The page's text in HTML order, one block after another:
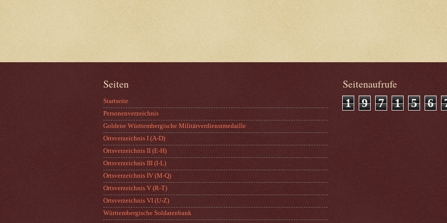
Seiten
Startseite
Personenverzeichnis
Goldene Württembergische Militärverdienstmedaille
Ortsverzeichnis I (A-D)
Ortsverzeichnis II (E-H)
Ortsverzeichnis III (I-L)
Ortsverzeichnis IV (M-Q)
Ortsverzeichnis V (R-T)
Ortsverzeichnis VI (U-Z)
Württembergische Soldatenbank
Seitenaufrufe
1 9 7 1 5 6